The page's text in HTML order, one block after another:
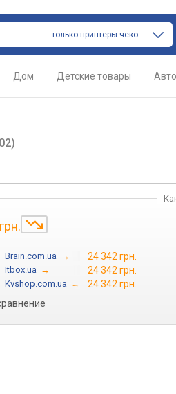
только принтеры чеков и этикеток
Дом Детские товары Авто
грн.
Brain.com.ua → 24 342 грн.
Itbox.ua → 24 342 грн.
Kvshop.com.ua →
24 342 грн.